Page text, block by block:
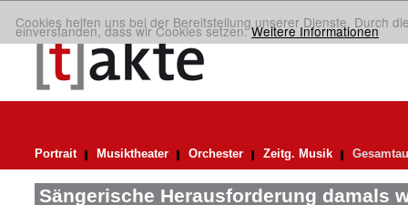
Cookies helfen uns bei der Bereitstellung unserer Dienste. Durch
einverstanden, dass wir Cookies setzen.Weitere Informationen
Portrait Musiktheater Orchester Zeitg. Musik
Sängerische Herausforderung damals